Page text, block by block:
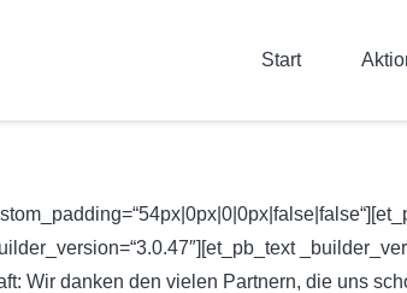
Start
Wir danken den vielen Partnern, die uns